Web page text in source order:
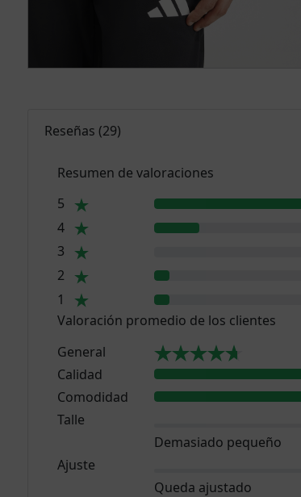
Reseñas (29)
Resumen de valoraciones
5
4
3
2
1
Valoración promedio de los clientes
General
Calidad
Comodidad
Talle
Demasiado pequeño
Ajuste
Queda ajustado